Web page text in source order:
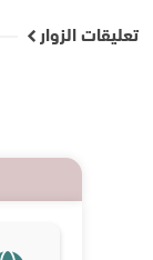
تعليقات الزوار